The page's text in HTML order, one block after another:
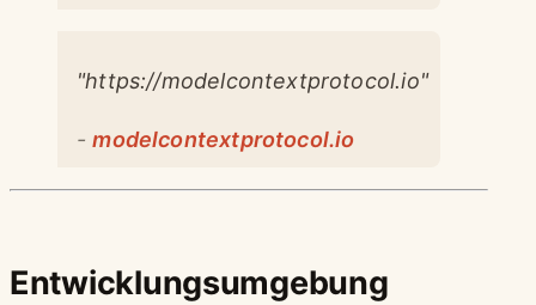
"https://modelcontextprotocol.io"
-modelcontextprotocol.io
Entwicklungsumgebung